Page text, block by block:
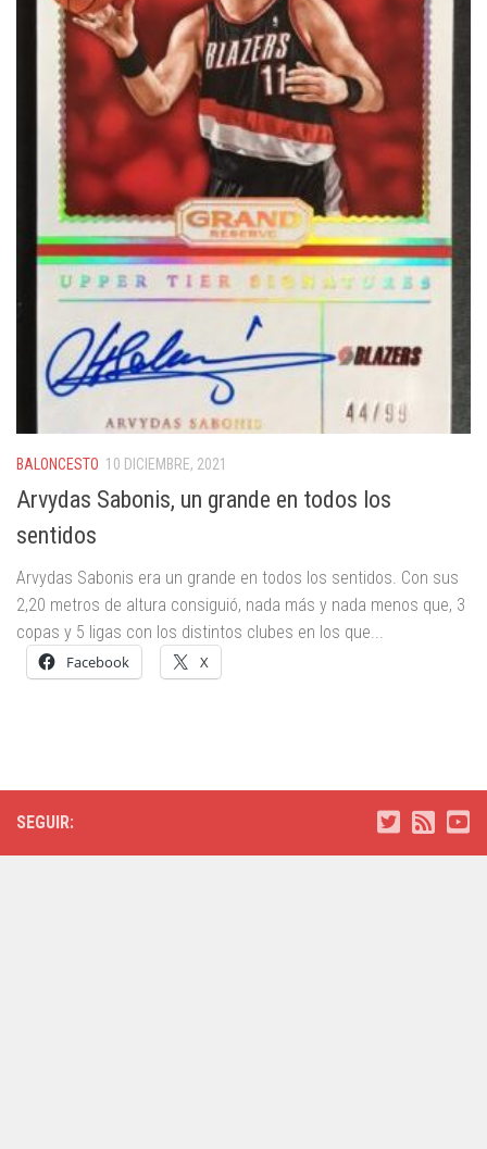
BALONCESTO 10 DICIEMBRE, 2021
Arvydas Sabonis, un grande en todos los
sentidos
Arvydas Sabonis era un grande en todos los sentidos. Con sus
2,20 metros de altura consiguió, nada más y nada menos que, 3
copas y 5 ligas con los distintos clubes en los que...
Facebook X
SEGUIR: